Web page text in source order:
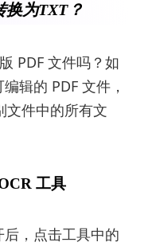
换为TXT？
PDF 文件吗？如
辑的 PDF 文件，
文件中的所有文
工具
，点击工具中的